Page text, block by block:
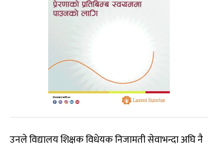
उनले विद्यालय शिक्षक विधेयक निजामती सेवाभन्दा अघि नै